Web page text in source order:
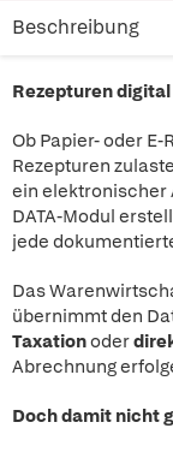
Beschreibung
Rezepturen
Ob Papier- oder
Rezepturen
ein elektronischer
DATA-Modul
jede
Das
übernimmt den
Taxationoder
Abrechnung
Doch damit nicht